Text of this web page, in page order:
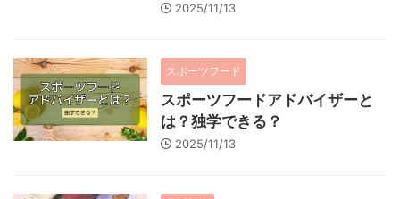
2025/11/13
スポーツフード
スポーツフードアドバイザーと
は？独学できる？
2025/11/13